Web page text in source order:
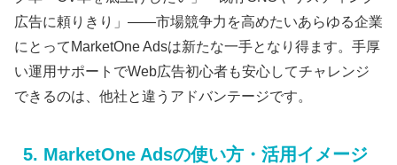
広告に頼りきり」——市場競争力を高めたいあらゆる企業
にとってMarketOne Adsは新たな一手となり得ます。手厚
い運用サポートでWeb広告初心者も安心してチャレンジ
できるのは、他社と違うアドバンテージです。
5. MarketOne Adsの使い方・活用イメージ